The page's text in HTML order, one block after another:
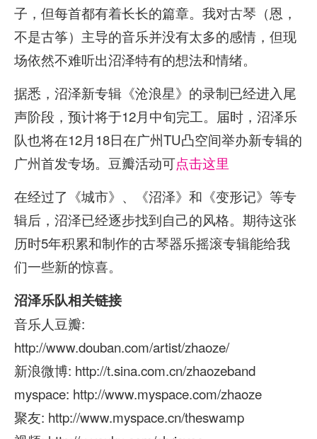
子，但每首都有着长长的篇章。我对古琴（恩，
不是古筝）主导的音乐并没有太多的感情，但现
场依然不难听出沼泽特有的想法和情绪。
据悉，沼泽新专辑《沧浪星》的录制已经进入尾
声阶段，预计将于12月中旬完工。届时，沼泽乐
队也将在12月18日在广州TU凸空间举办新专辑的
广州首发专场。豆瓣活动可点击这里
在经过了《城市》、《沼泽》和《变形记》等专
辑后，沼泽已经逐步找到自己的风格。期待这张
历时5年积累和制作的古琴器乐摇滚专辑能给我
们一些新的惊喜。
沼泽乐队相关链接
音乐人豆瓣:
http://www.douban.com/artist/zhaoze/
新浪微博: http://t.sina.com.cn/zhaozeband
myspace: http://www.myspace.com/zhaoze
聚友: http://www.myspace.cn/theswamp